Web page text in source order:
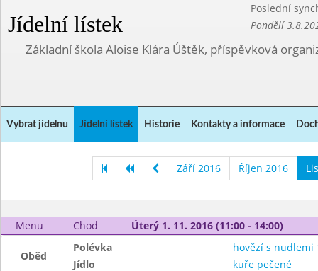
Jídelní lístek
Poslední
Pondělí
Základní škola Aloise Klára Úštěk, příspěvková
Vybrat jídelnu Jídelní lístek Historie Kontakty a informace
Září 2016 Říjen 2016
Menu Chod Úterý 1. 11. 2016 (11:00 - 14:00)
Oběd
Polévka
hovězí s nudlemi
Jídlo
kuře pečené